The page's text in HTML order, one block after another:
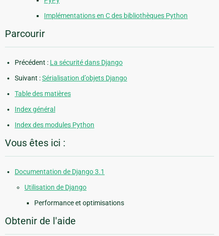
Implémentations en C des bibliothèques Python
Parcourir
Précédent : La sécurité dans Django
Suivant :Sérialisation d’objets Django
Table des matières
Index général
Index des modules Python
Vous êtes ici :
Documentation de Django 3.1
Utilisation de Django
Performance et optimisations
Obtenir de l'aide